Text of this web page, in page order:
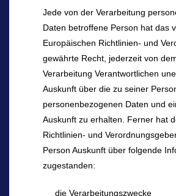
Jede von der Verarbeitung
Daten betroffene Person hat das
Europäischen Richtlinien- und
gewährte Recht, jederzeit von
Verarbeitung Verantwortlichen
Auskunft über die zu seiner
personenbezogenen Daten und
Auskunft zu erhalten. Ferner hat
Richtlinien- und
Person Auskunft über folgende
zugestanden:
die Verarbeitungszwecke